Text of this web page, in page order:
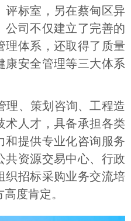
评标室，另在蔡甸区异
公司不仅建立了完善的
理体系，还取得了质量
康安全管理等三大体系
理、策划咨询、工程造
术人才，具备承担各类
和提供专业化咨询服务
共资源交易中心、行政
织招标采购业务交流培
度肯定。